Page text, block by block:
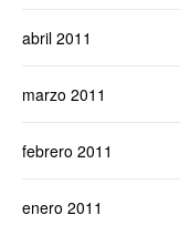
abril 2011
marzo 2011
febrero 2011
enero 2011